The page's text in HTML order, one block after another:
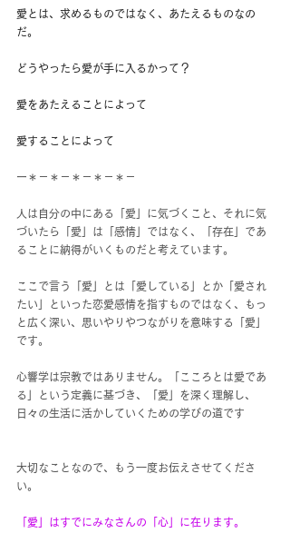
愛とは、求めるものではなく、あたえるものなの
だ。
どうやったら愛が手に入るかって？
愛をあたえることによって
愛することによって
ー＊－＊－＊－＊－＊－
人は自分の中にある「愛」に気づくこと、それに気
づいたら「愛」は「感情」ではなく、「存在」であ
ることに納得がいくものだと考えています。
ここで言う「愛」とは「愛している」とか「愛され
たい」といった恋愛感情を指すものではなく、もっ
と広く深い、思いやりやつながりを意味する「愛」
です。
心響学は宗教ではありません。「こころとは愛であ
る」という定義に基づき、「愛」を深く理解し、
日々の生活に活かしていくための学びの道です
大切なことなので、もう一度お伝えさせてくださ
い。
「愛」はすでにみなさんの「心」に在ります。